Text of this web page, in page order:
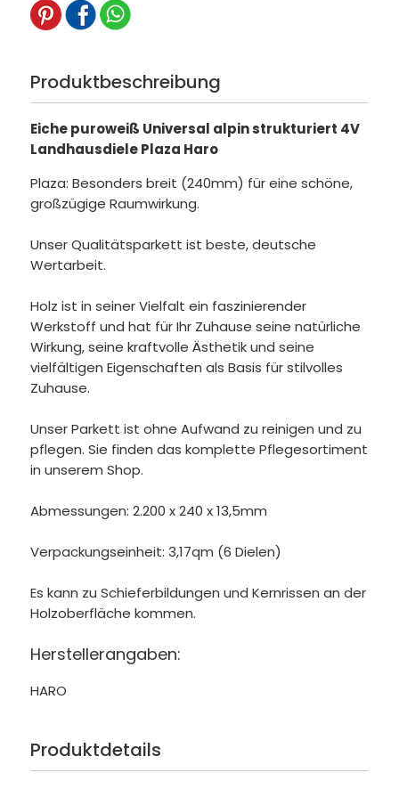
Produktbeschreibung
Eiche puroweiß Universal alpin strukturiert 4V
Landhausdiele Plaza Haro
Plaza: Besonders breit (240mm) für eine schöne,
großzügige Raumwirkung.
Unser Qualitätsparkett ist beste, deutsche
Wertarbeit.
Holz ist in seiner Vielfalt ein faszinierender
Werkstoff und hat für Ihr Zuhause seine natürliche
Wirkung, seine kraftvolle Ästhetik und seine
vielfältigen Eigenschaften als Basis für stilvolles
Zuhause.
Unser Parkett ist ohne Aufwand zu reinigen und zu
pflegen. Sie finden das komplette Pflegesortiment
in unserem Shop.
Abmessungen: 2.200 x 240 x 13,5mm
Verpackungseinheit: 3,17qm (6 Dielen)
Es kann zu Schieferbildungen und Kernrissen an der
Holzoberfläche kommen.
Herstellerangaben:
HARO
Produktdetails